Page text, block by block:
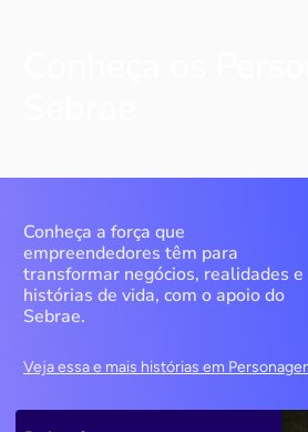
Conheça a força que
empreendedores têm para
transformar negócios, realidades e
histórias de vida, com o apoio do
Sebrae.
Veja essa e mais histórias em